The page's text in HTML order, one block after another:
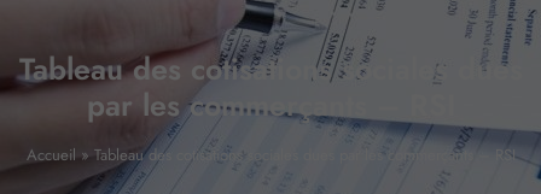
Tableau des cotisations sociales dues
par les commerçants – RSI
Accueil » Tableau des cotisations sociales dues par les commerçants – RSI